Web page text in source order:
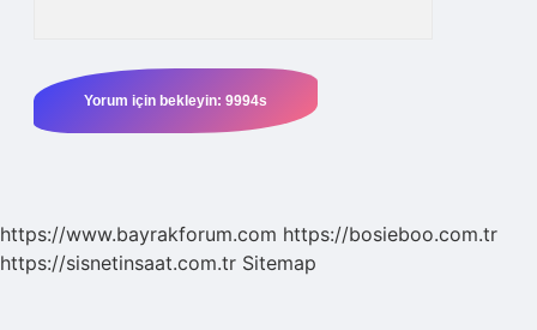
https://www.bayrakforum.com https://bosieboo.com.tr
https://sisnetinsaat.com.tr Sitemap